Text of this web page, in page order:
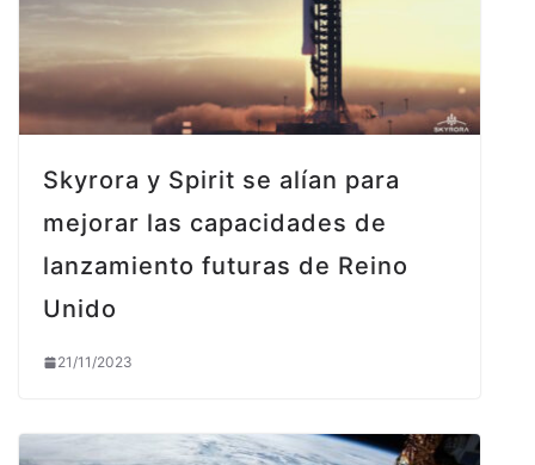
Skyrora y Spirit se alían para
mejorar las capacidades de
lanzamiento futuras de Reino
Unido
21/11/2023